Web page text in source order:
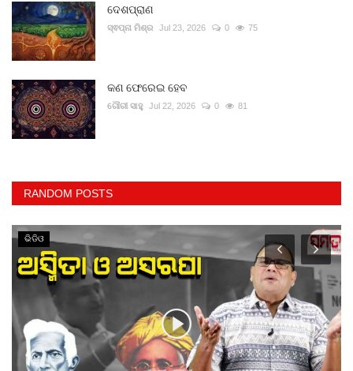
ଦେଶପ୍ରାଣ
ସ୍ଵପ୍ନା ମିଶ୍ର Jul 23, 2026 0 75
କଣ ଫେରେଇ ହେବ
ଗୌରୀ ସାହୁ Jul 22, 2026 0 81
RANDOM POSTS
ଭିଡିଓ